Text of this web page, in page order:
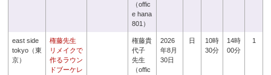
（offic
e hana
801）
east side
tokyo（東
京）
権藤先生
リメイクで
作るラウン
ドブーケレ
権藤貴
代子
先生
（offic
2026
年8月
30日
日
10時
30分
14時
00分
1